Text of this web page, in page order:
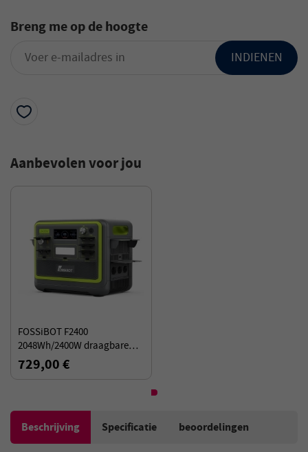
Breng me op de hoogte
INDIENEN
Aanbevolen voor jou
FOSSiBOT F2400
2048Wh/2400W draagbare
zonne-energiecentrale -
Groen
729,00 €
Beschrijving Specificatie beoordelingen